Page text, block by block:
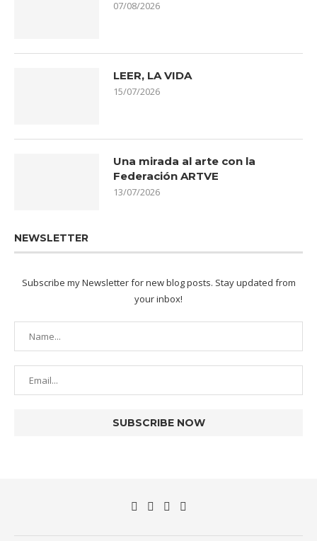
07/08/2026
LEER, LA VIDA
15/07/2026
Una mirada al arte con la
Federación ARTVE
13/07/2026
NEWSLETTER
Subscribe my Newsletter for new blog posts. Stay updated from
your inbox!